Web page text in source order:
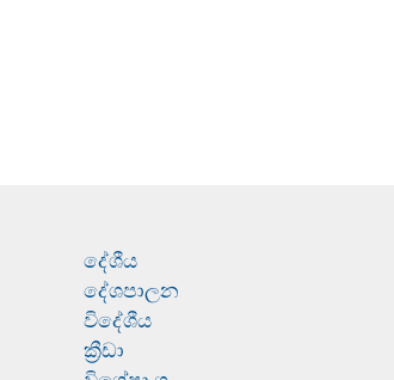
දේශීය
දේශපාලන
විදේශීය
ක්‍රීඩා